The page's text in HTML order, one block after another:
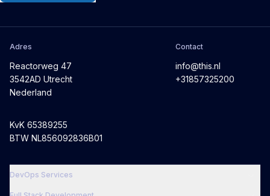
Adres
Reactorweg 47
3542AD Utrecht
Nederland
Contact
info@this.nl
+31857325200
KvK 65389255
BTW NL856092836B01
DevOps Services